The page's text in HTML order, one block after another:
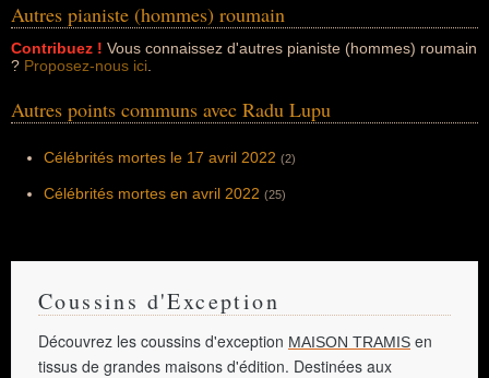
Autres pianiste (hommes) roumain
Contribuez ! Vous connaissez d'autres pianiste (hommes) roumain
? Proposez-nous ici
Autres points communs avec Radu Lupu
Célébrités mortes le 17 avril 2022 (2)
Célébrités mortes en avril 2022 (25)
Coussins d'Exception
Découvrez les coussins d'exception MAISON TRAMIS en
tissus de grandes maisons d'édition. Destinées aux